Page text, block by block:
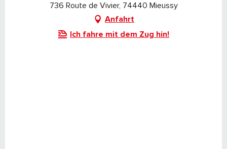
736 Route de Vivier, 74440 Mieussy
Anfahrt
Ich fahre mit dem Zug hin!